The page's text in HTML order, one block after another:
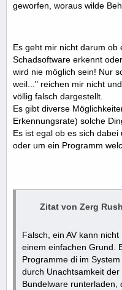
geworfen, woraus wilde
Es geht mir nicht darum ob
Schadsoftware erkennt
wird nie möglich sein! Nur
weil..." reichen mir nicht
völlig falsch dargestellt.
Es gibt diverse
Erkennungsrate) solche
Es ist egal ob es sich
oder um ein Programm
Zitat von Zerg Rush
Falsch, ein AV kann
einem einfachen Grund.
Programme di im
durch Unachtsamkeit
Bundelware runterladen,